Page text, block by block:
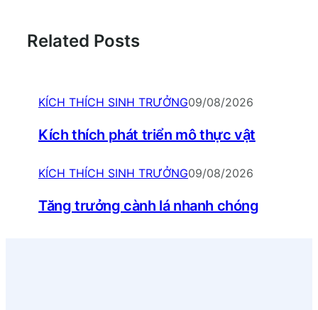
Related Posts
KÍCH THÍCH SINH TRƯỞNG09/08/2026
Kích thích phát triển mô thực vật
KÍCH THÍCH SINH TRƯỞNG09/08/2026
Tăng trưởng cành lá nhanh chóng